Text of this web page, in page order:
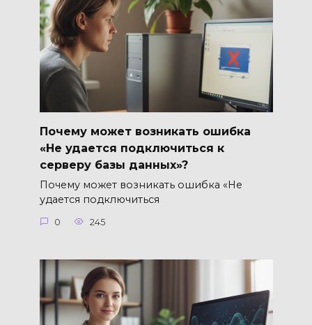
Почему может возникать ошибка
«Не удается подключиться к
серверу базы данных»?
Почему может возникать ошибка «Не
удается подключиться
0 245